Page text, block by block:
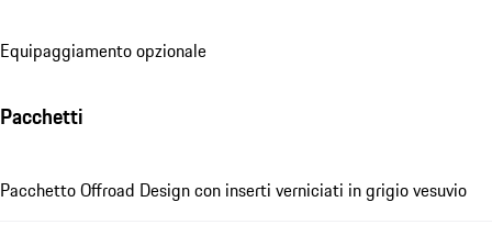
Equipaggiamento opzionale
Pacchetti
Pacchetto Offroad Design con inserti verniciati in grigio vesuvio